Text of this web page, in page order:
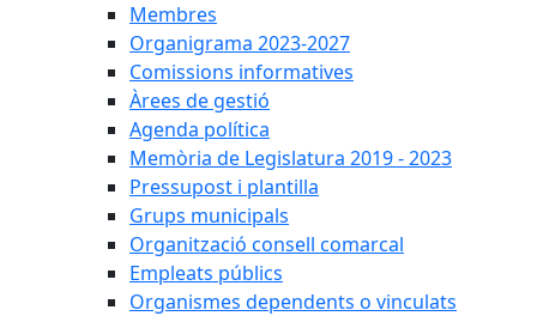
Membres
Organigrama 2023-2027
Comissions informatives
Àrees de gestió
Agenda política
Memòria de Legislatura 2019 - 2023
Pressupost i plantilla
Grups municipals
Organització consell comarcal
Empleats públics
Organismes dependents o vinculats